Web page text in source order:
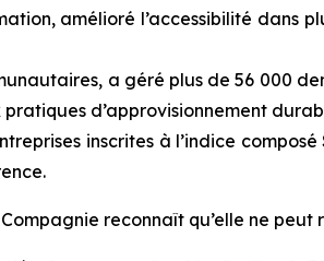
amélioré l’accessibilité dans
a géré plus de 56 000
d’approvisionnement
inscrites à l’indice
reconnaît qu’elle ne peut